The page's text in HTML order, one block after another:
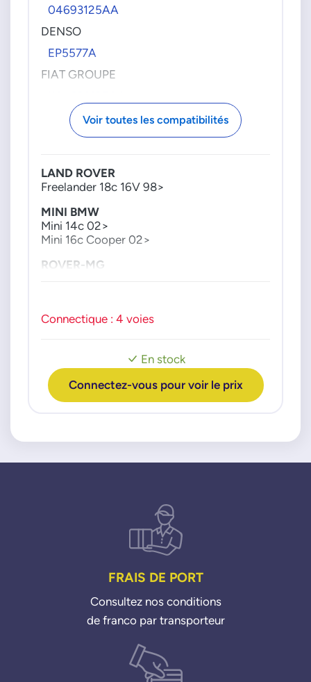
04693125AA
DENSO
EP5577A
FIAT GROUPE
LAND_ROVER
MHK100820L
MHK100820
Voir toutes les compatibilités
En stock
Connectez-vous pour voir le prix
LAND ROVER
Freelander 18c 16V 98>
MINI BMW
Mini 14c 02>
Mini 16c Cooper 02>
ROVER-MG
Connectique : 4 voies
FRAIS DE PORT
Consultez nos conditions
de franco par transporteur